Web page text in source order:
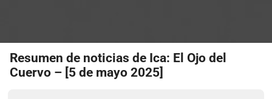
Resumen de noticias de Ica: El Ojo del
Cuervo – [5 de mayo 2025]